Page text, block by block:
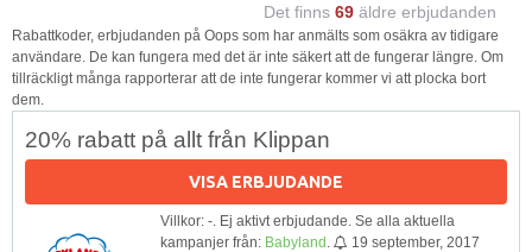
Det finns 69 äldre erbjudanden
Rabattkoder, erbjudanden på Oops som har anmälts som osäkra av tidigare
användare. De kan fungera med det är inte säkert att de fungerar längre. Om
tillräckligt många rapporterar att de inte fungerar kommer vi att plocka bort
dem.
20% rabatt på allt från Klippan
VISA ERBJUDANDE
Villkor: -. Ej aktivt erbjudande. Se alla aktuella
kampanjer från: Babyland 19 september, 2017